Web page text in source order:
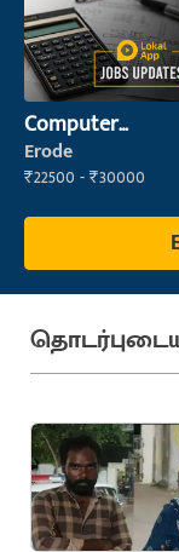
Computer
Operator
Erode
₹22500 - ₹30000